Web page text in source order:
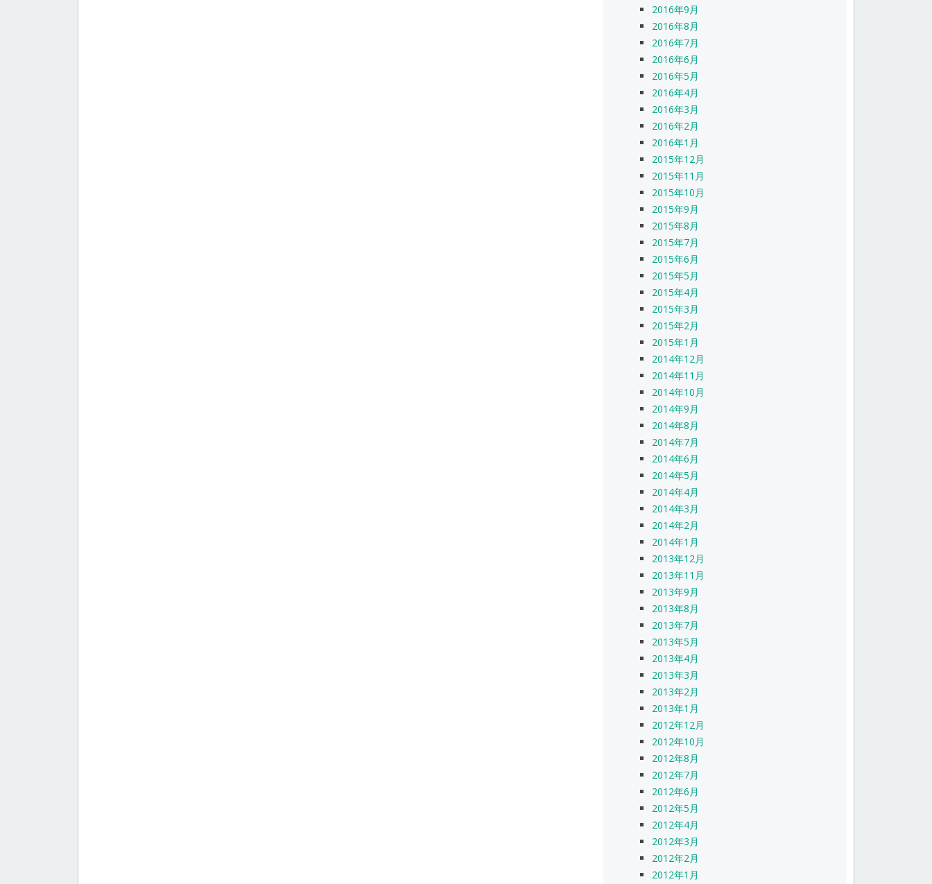
2016年9月
2016年8月
2016年7月
2016年6月
2016年5月
2016年4月
2016年3月
2016年2月
2016年1月
2015年12月
2015年11月
2015年10月
2015年9月
2015年8月
2015年7月
2015年6月
2015年5月
2015年4月
2015年3月
2015年2月
2015年1月
2014年12月
2014年11月
2014年10月
2014年9月
2014年8月
2014年7月
2014年6月
2014年5月
2014年4月
2014年3月
2014年2月
2014年1月
2013年12月
2013年11月
2013年9月
2013年8月
2013年7月
2013年5月
2013年4月
2013年3月
2013年2月
2013年1月
2012年12月
2012年10月
2012年8月
2012年7月
2012年6月
2012年5月
2012年4月
2012年3月
2012年2月
2012年1月